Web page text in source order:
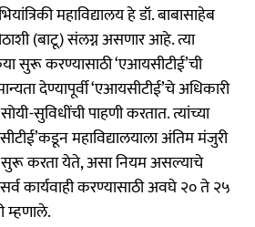
महाविद्यालय हे डॉ. बाबासाहेब
(बाटू) संलग्न असणार आहे. त्या
सुरू करण्यासाठी ‘एआयसीटीई’ची
देण्यापूर्वी ‘एआयसीटीई’चे अधिकारी
सुविधींची पाहणी करतात. त्यांच्या
महाविद्यालयाला अंतिम मंजुरी
सुरू करता येते, असा नियम असल्याचे
कार्यवाही करण्यासाठी अवघे २० ते २५
म्हणाले.